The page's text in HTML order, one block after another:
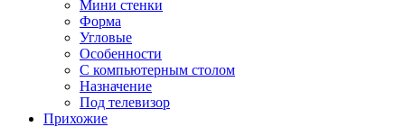
Мини стенки
Форма
Угловые
Особенности
С компьютерным столом
Назначение
Под телевизор
Прихожие